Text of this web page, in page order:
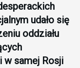
udało się
oddziału
w samej Rosji